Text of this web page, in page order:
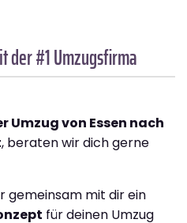
der #1 Umzugsfirma
Umzug von Essen nach
, beraten wir dich gerne
gemeinsam mit dir ein
für deinen Umzug